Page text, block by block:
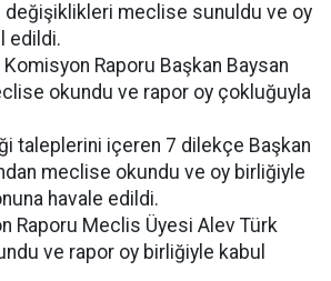
değişiklikleri meclise sunuldu ve oy
edildi.
Komisyon Raporu Başkan Baysan
okundu ve rapor oy çokluğuyla
taleplerini içeren 7 dilekçe Başkan
meclise okundu ve oy birliğiyle
havale edildi.
Raporu Meclis Üyesi Alev Türk
ve rapor oy birliğiyle kabul